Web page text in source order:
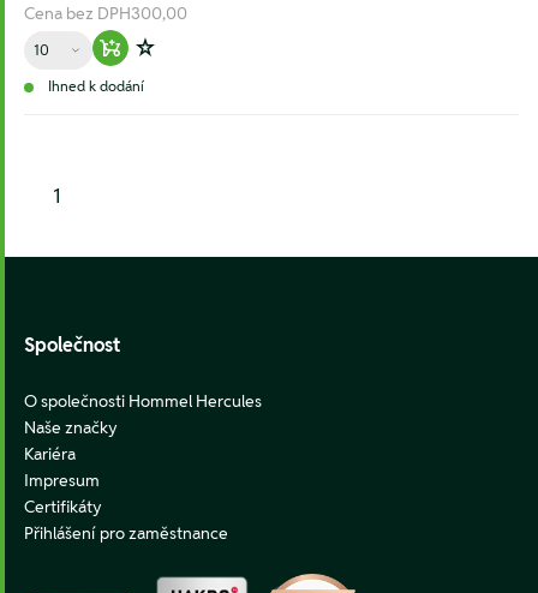
Cena bez DPH300,00
Množství
Warenkorb hinzufügen
Zur Wunschliste hinzufügen
Ihned k dodání
1
Footer
Společnost
O společnosti Hommel Hercules
Naše značky
Kariéra
Impresum
Certifikáty
Přihlášení pro zaměstnance